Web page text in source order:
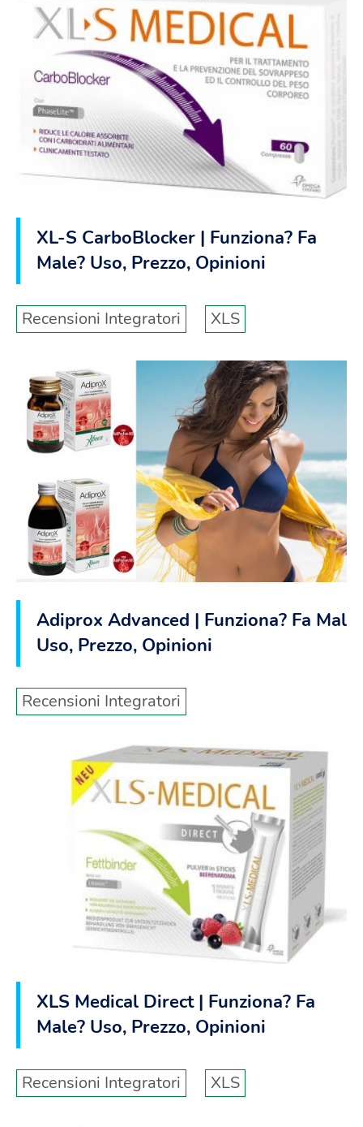
XL-S CarboBlocker | Funziona? Fa
Male? Uso, Prezzo, Opinioni
Recensioni Integratori XLS
Adiprox Advanced | Funziona? Fa
Uso, Prezzo, Opinioni
Recensioni Integratori
XLS Medical Direct | Funziona? Fa
Male? Uso, Prezzo, Opinioni
Recensioni Integratori XLS